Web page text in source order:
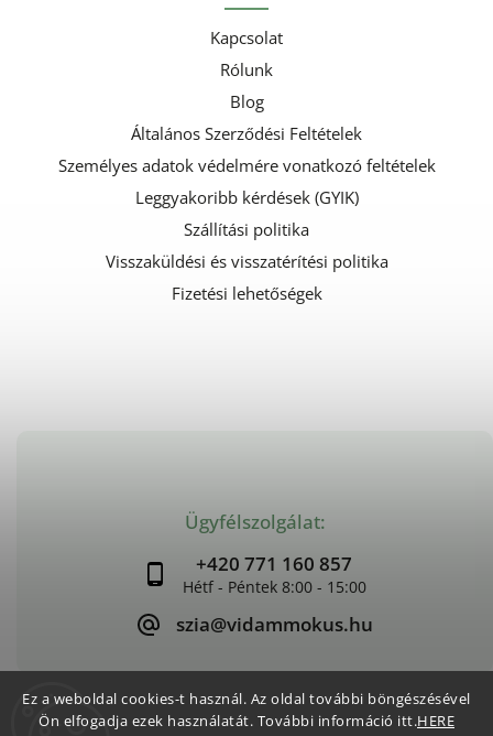
Ez a weboldal cookies-t használ. Az oldal további böngészésével
Ön elfogadja ezek használatát. További információ itt.HERE
Ügyfélszolgálat:
+420 771 160 857
szia@vidammokus.hu
Kapcsolat
Rólunk
Blog
Általános Szerződési Feltételek
Személyes adatok védelmére vonatkozó feltételek
Leggyakoribb kérdések (GYIK)
Szállítási politika
Visszaküldési és visszatérítési politika
Fizetési lehetőségek